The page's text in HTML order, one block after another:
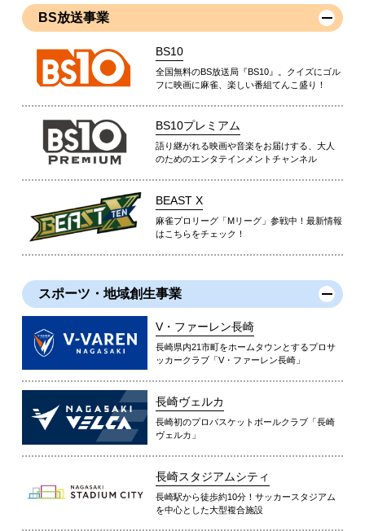
BS放送事業
BS10
全国無料のBS放送局『BS10』。クイズにゴル
フに映画に麻雀、楽しい番組てんこ盛り！
BS10プレミアム
語り継がれる映画や音楽をお届けする、大人
のためのエンタテインメントチャンネル
BEAST X
麻雀プロリーグ「Mリーグ」参戦中！最新情報
はこちらをチェック！
スポーツ・地域創生事業
V・ファーレン長崎
長崎県内21市町をホームタウンとするプロサ
ッカークラブ「V・ファーレン長崎」
長崎ヴェルカ
長崎初のプロバスケットボールクラブ「長崎
ヴェルカ」
長崎スタジアムシティ
長崎駅から徒歩約10分！サッカースタジアム
を中心とした大型複合施設